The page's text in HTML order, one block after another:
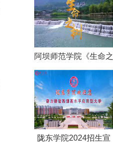
阿坝师范学院《生命之
树》
陇东学院2024招生宣